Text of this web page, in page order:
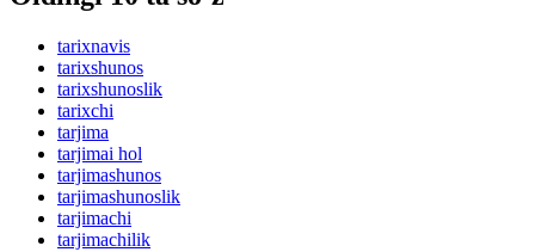
tarixnavis
tarixshunos
tarixshunoslik
tarixchi
tarjima
tarjimai hol
tarjimashunos
tarjimashunoslik
tarjimachi
tarjimachilik